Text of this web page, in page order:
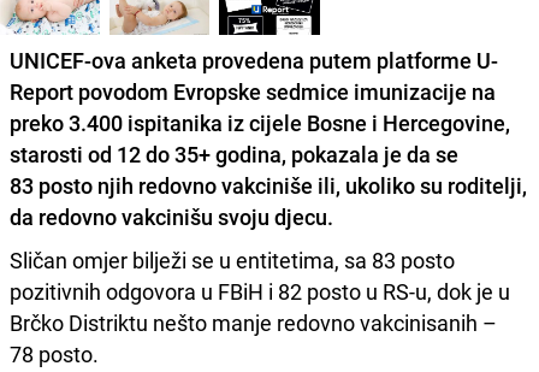
UNICEF-ova anketa provedena putem platforme U-
Report povodom Evropske sedmice imunizacije na
preko 3.400 ispitanika iz cijele Bosne i Hercegovine,
starosti od 12 do 35+ godina, pokazala je da se
83 posto njih redovno vakciniše ili, ukoliko su roditelji,
da redovno vakcinišu svoju djecu.
Sličan omjer bilježi se u entitetima, sa 83 posto
pozitivnih odgovora u FBiH i 82 posto u RS-u, dok je u
Brčko Distriktu nešto manje redovno vakcinisanih –
78 posto.